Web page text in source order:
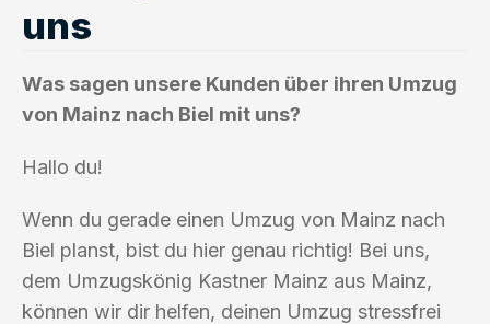
uns
Was sagen unsere Kunden über ihren Umzug
von Mainz nach Biel mit uns?
Hallo du!
Wenn du gerade einen Umzug von Mainz nach
Biel planst, bist du hier genau richtig! Bei uns,
dem Umzugskönig Kastner Mainz aus Mainz,
können wir dir helfen, deinen Umzug stressfrei